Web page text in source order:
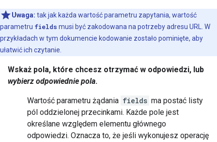
Uwaga: tak jak każda wartość parametru zapytania, wartość
parametru fields musi być zakodowana na potrzeby adresu URL. W
przykładach w tym dokumencie kodowanie zostało pominięte, aby
ułatwić ich czytanie.
Wskaż pola, które chcesz otrzymać w odpowiedzi, lub
wybierz odpowiednie pola.
Wartość parametru żądania fields ma postać listy
pól oddzielonej przecinkami. Każde pole jest
określane względem elementu głównego
odpowiedzi. Oznacza to, że jeśli wykonujesz operację